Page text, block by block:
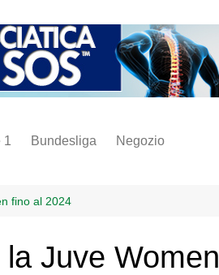
1 Bundesliga Negozio
napoli
fino al 2024
Juve Women